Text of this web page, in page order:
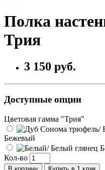
Полка
Трия
3 150 руб.
Доступные опции
Цветовая гамма "Трия"
Бежевый
Кол-во